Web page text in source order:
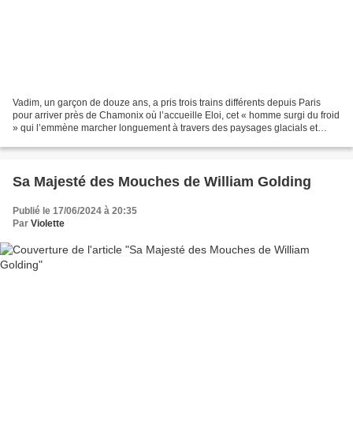
Vadim, un garçon de douze ans, a pris trois trains différents depuis Paris
pour arriver près de Chamonix où l’accueille Eloi, cet « homme surgi du froid
» qui l’emmène marcher longuement à travers des paysages glacials et
Sa Majesté des Mouches de William Golding
Publié le 17/06/2024 à 20:35
Par Violette